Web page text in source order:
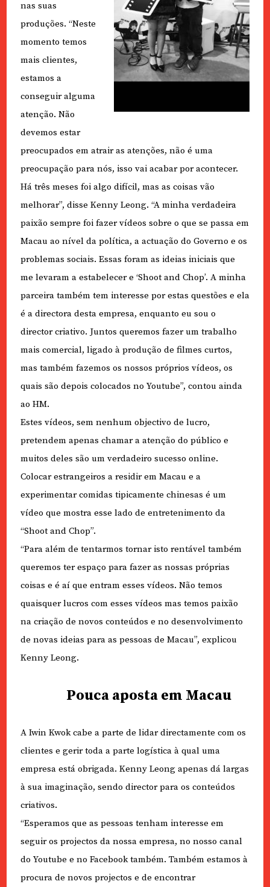
nas suas
produções. “Neste
momento temos
mais clientes,
estamos a
conseguir alguma
atenção. Não
devemos estar
preocupados em atrair as atenções, não é uma
preocupação para nós, isso vai acabar por acontecer.
Há três meses foi algo difícil, mas as coisas vão
melhorar”, disse Kenny Leong. “A minha verdadeira
paixão sempre foi fazer vídeos sobre o que se passa em
Macau ao nível da política, a actuação do Governo e os
problemas sociais. Essas foram as ideias iniciais que
me levaram a estabelecer e ‘Shoot and Chop’. A minha
parceira também tem interesse por estas questões e ela
é a directora desta empresa, enquanto eu sou o
director criativo. Juntos queremos fazer um trabalho
mais comercial, ligado à produção de filmes curtos,
mas também fazemos os nossos próprios vídeos, os
quais são depois colocados no Youtube”, contou ainda
ao HM.
Estes vídeos, sem nenhum objectivo de lucro,
pretendem apenas chamar a atenção do público e
muitos deles são um verdadeiro sucesso online.
Colocar estrangeiros a residir em Macau e a
experimentar comidas tipicamente chinesas é um
vídeo que mostra esse lado de entretenimento da
“Shoot and Chop”.
“Para além de tentarmos tornar isto rentável também
queremos ter espaço para fazer as nossas próprias
coisas e é aí que entram esses vídeos. Não temos
quaisquer lucros com esses vídeos mas temos paixão
na criação de novos conteúdos e no desenvolvimento
de novas ideias para as pessoas de Macau”, explicou
Kenny Leong.
Pouca aposta em Macau
A Iwin Kwok cabe a parte de lidar directamente com os
clientes e gerir toda a parte logística à qual uma
empresa está obrigada. Kenny Leong apenas dá largas
à sua imaginação, sendo director para os conteúdos
criativos.
“Esperamos que as pessoas tenham interesse em
seguir os projectos da nossa empresa, no nosso canal
do Youtube e no Facebook também. Também estamos à
procura de novos projectos e de encontrar